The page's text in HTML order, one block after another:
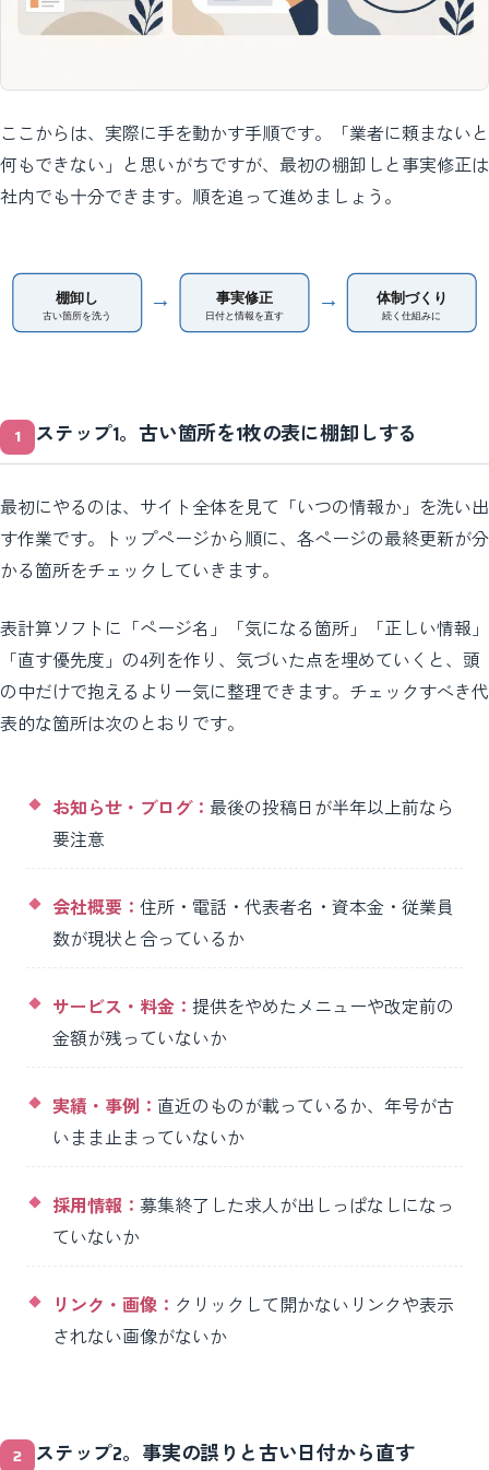
ここからは、実際に手を動かす手順です。「業者に頼まないと
何もできない」と思いがちですが、最初の棚卸しと事実修正は
社内でも十分できます。順を追って進めましょう。
棚卸し
古い箇所を洗う
事実修正
日付と情報を直す
体制づくり
続く仕組みに
→ →
ステップ1。古い箇所を1枚の表に棚卸しする
最初にやるのは、サイト全体を見て「いつの情報か」を洗い出
す作業です。トップページから順に、各ページの最終更新が分
かる箇所をチェックしていきます。
表計算ソフトに「ページ名」「気になる箇所」「正しい情報」
「直す優先度」の4列を作り、気づいた点を埋めていくと、頭
の中だけで抱えるより一気に整理できます。チェックすべき代
表的な箇所は次のとおりです。
お知らせ・ブログ： 最後の投稿日が半年以上前なら
要注意
会社概要： 住所・電話・代表者名・資本金・従業員
数が現状と合っているか
サービス・料金： 提供をやめたメニューや改定前の
金額が残っていないか
実績・事例： 直近のものが載っているか、年号が古
いまま止まっていないか
採用情報： 募集終了した求人が出しっぱなしになっ
ていないか
リンク・画像： クリックして開かないリンクや表示
されない画像がないか
ステップ2。事実の誤りと古い日付から直す